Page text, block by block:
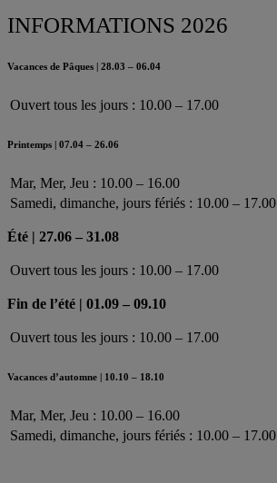
INFORMATIONS 2026
Vacances de Pâques | 28.03 – 06.04
Ouvert tous les jours : 10.00 – 17.00
Printemps | 07.04 – 26.06
Mar, Mer, Jeu : 10.00 – 16.00
Samedi, dimanche, jours fériés : 10.00 – 17.00
Été | 27.06 – 31.08
Ouvert tous les jours : 10.00 – 17.00
Fin de l’été | 01.09 – 09.10
Ouvert tous les jours : 10.00 – 17.00
Vacances d’automne | 10.10 – 18.10
Mar, Mer, Jeu : 10.00 – 16.00
Samedi, dimanche, jours fériés : 10.00 – 17.00